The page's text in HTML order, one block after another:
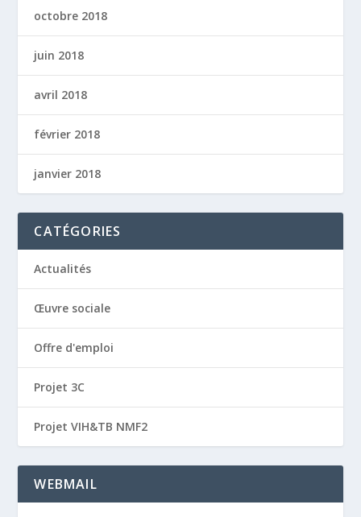
octobre 2018
juin 2018
avril 2018
février 2018
janvier 2018
CATÉGORIES
Actualités
Œuvre sociale
Offre d'emploi
Projet 3C
Projet VIH&TB NMF2
WEBMAIL